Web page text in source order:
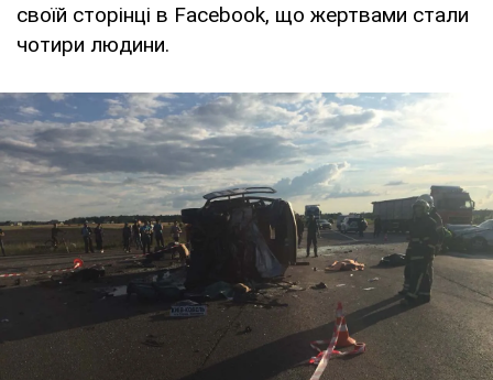
своїй сторінці в Facebook, що жертвами стали
чотири людини.